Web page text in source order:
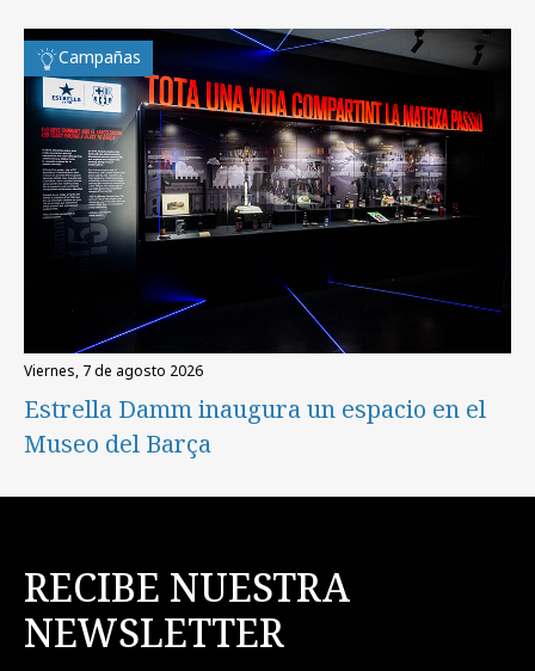
Campañas
viernes, 7 de agosto 2026
Estrella Damm inaugura un espacio en el
Museo del Barça
RECIBE NUESTRA
NEWSLETTER